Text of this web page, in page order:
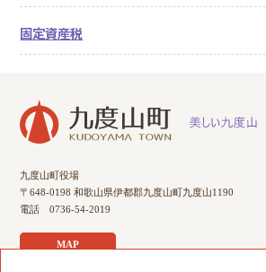
固定資産税
九度山町役場
〒648-0198 和歌山県伊都郡九度山町九度山1190
電話 0736-54-2019
MAP